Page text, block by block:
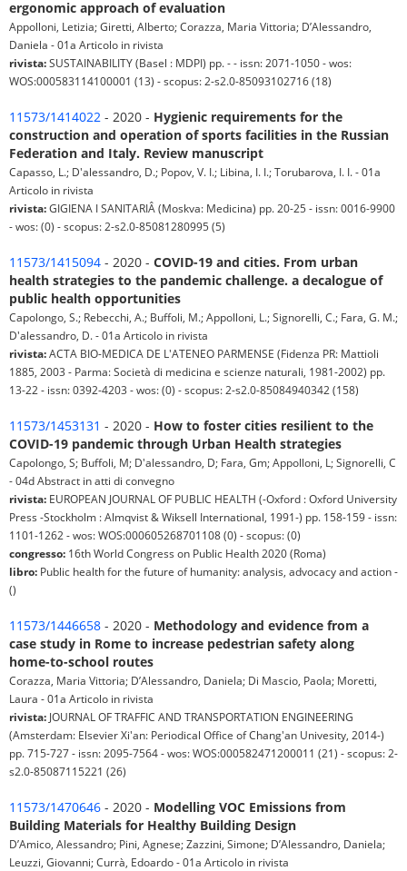
ergonomic approach of evaluation
Appolloni, Letizia; Giretti, Alberto; Corazza, Maria Vittoria; D’Alessandro,
Daniela - 01a Articolo in rivista
rivista:SUSTAINABILITY (Basel : MDPI) pp. - - issn: 2071-1050 - wos:
WOS:000583114100001 (13) - scopus: 2-s2.0-85093102716 (18)
11573/1414022 - 2020 - Hygienic requirements for the
construction and operation of sports facilities in the Russian
Federation and Italy. Review manuscript
Capasso, L.; D'alessandro, D.; Popov, V. I.; Libina, I. I.; Torubarova, I. I. - 01a
Articolo in rivista
rivista:GIGIENA I SANITARIÂ (Moskva: Medicina) pp. 20-25 - issn: 0016-9900
- wos: (0) - scopus: 2-s2.0-85081280995 (5)
11573/1415094 - 2020 - COVID-19 and cities. From urban
health strategies to the pandemic challenge. a decalogue of
public health opportunities
Capolongo, S.; Rebecchi, A.; Buffoli, M.; Appolloni, L.; Signorelli, C.; Fara, G. M.;
D'alessandro, D. - 01a Articolo in rivista
rivista:ACTA BIO-MEDICA DE L'ATENEO PARMENSE (Fidenza PR: Mattioli
1885, 2003 - Parma: Società di medicina e scienze naturali, 1981-2002) pp.
13-22 - issn: 0392-4203 - wos: (0) - scopus: 2-s2.0-85084940342 (158)
11573/1453131 - 2020 - How to foster cities resilient to the
COVID-19 pandemic through Urban Health strategies
Capolongo, S; Buffoli, M; D'alessandro, D; Fara, Gm; Appolloni, L; Signorelli, C
- 04d Abstract in atti di convegno
rivista: EUROPEAN JOURNAL OF PUBLIC HEALTH (-Oxford : Oxford University
Press -Stockholm : Almqvist & Wiksell International, 1991-) pp. 158-159 - issn:
1101-1262 - wos: WOS:000605268701108 (0) - scopus: (0)
congresso: 16th World Congress on Public Health 2020 (Roma)
libro: Public health for the future of humanity: analysis, advocacy and action -
()
11573/1446658 - 2020 - Methodology and evidence from a
case study in Rome to increase pedestrian safety along
home-to-school routes
Corazza, Maria Vittoria; D’Alessandro, Daniela; Di Mascio, Paola; Moretti,
Laura - 01a Articolo in rivista
rivista: JOURNAL OF TRAFFIC AND TRANSPORTATION ENGINEERING
(Amsterdam: Elsevier Xi'an: Periodical Office of Chang'an Univesity, 2014-)
pp. 715-727 - issn: 2095-7564 - wos: WOS:000582471200011 (21) - scopus: 2-
s2.0-85087115221 (26)
11573/1470646 - 2020 - Modelling VOC Emissions from
Building Materials for Healthy Building Design
D’Amico, Alessandro; Pini, Agnese; Zazzini, Simone; D’Alessandro, Daniela;
Leuzzi, Giovanni; Currà, Edoardo - 01a Articolo in rivista